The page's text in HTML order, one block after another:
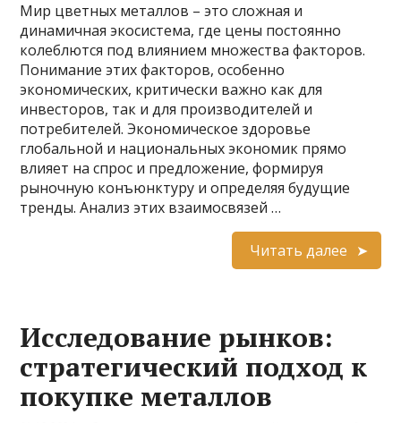
Мир цветных металлов – это сложная и
динамичная экосистема, где цены постоянно
колеблются под влиянием множества факторов.
Понимание этих факторов, особенно
экономических, критически важно как для
инвесторов, так и для производителей и
потребителей. Экономическое здоровье
глобальной и национальных экономик прямо
влияет на спрос и предложение, формируя
рыночную конъюнктуру и определяя будущие
тренды. Анализ этих взаимосвязей …
Читать далее
Исследование рынков:
стратегический подход к
покупке металлов